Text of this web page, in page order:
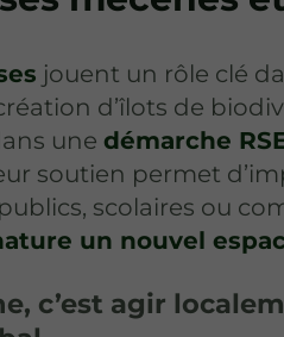
jouent un rôle clé
d’îlots de
unedémarche
soutien permet
scolaires ou
un nouvel
c’est agir